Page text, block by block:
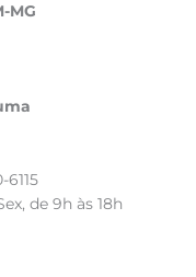
MG
6115
de 9h às 18h